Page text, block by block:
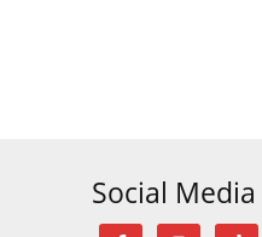
Social Media